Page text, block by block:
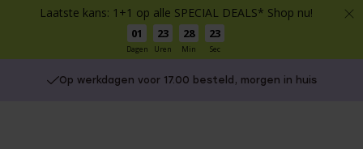
Laatste kans: 1+1 op alle SPECIAL DEALS* Shop nu!
01
Dagen
23
Uren
28
Min
23
Sec
Op werkdagen voor 17.00 besteld, morgen in huis